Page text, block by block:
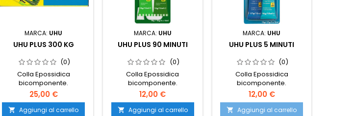
MARCA: UHU
UHU PLUS 300 KG
(0)
Colla Epossidica
bicomponente.
25,00 €
 Aggiungi al carrello
MARCA: UHU
UHU PLUS 90 MINUTI
(0)
Colla Epossidica
bicomponente.
12,00 €
 Aggiungi al carrello
MARCA: UHU
UHU PLUS 5 MINUTI
(0)
Colla Epossidica
bicomponente.
12,00 €
 Aggiungi al carrello